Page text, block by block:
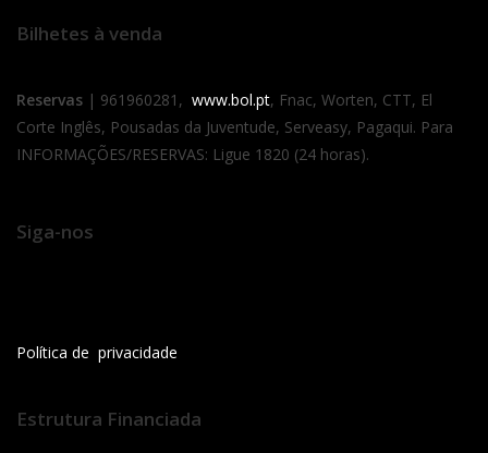
Bilhetes à venda
Reservas | 961960281, www.bol.pt, Fnac, Worten, CTT, El
Corte Inglês, Pousadas da Juventude, Serveasy, Pagaqui. Para
INFORMAÇÕES/RESERVAS: Ligue 1820 (24 horas).
Siga-nos
Política de privacidade
Estrutura Financiada